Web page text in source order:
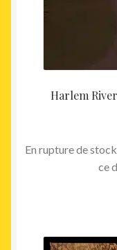
Harlem
En rupture de
ce